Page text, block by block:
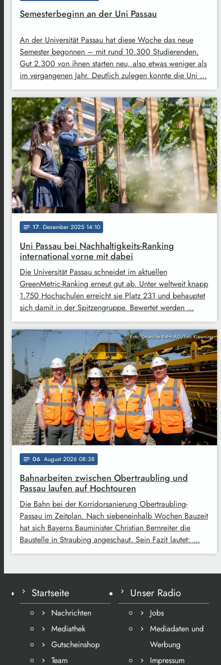
Semesterbeginn an der Uni Passau
An der Universität Passau hat diese Woche das neue
Semester begonnen – mit rund 10.300 Studierenden.
Gut 2.300 von ihnen starten neu, also etwas weniger als
im vergangenen Jahr. Deutlich zulegen konnte die Uni …
Foto: Universität Passau
notes 17. Dezember 2025 14:10
Uni Passau bei Nachhaltigkeits-Ranking
international vorne mit dabei
Die Universität Passau schneidet im aktuellen
GreenMetric-Ranking erneut gut ab. Unter weltweit knapp
1.750 Hochschulen erreicht sie Platz 231 und behauptet
sich damit in der Spitzengruppe. Bewertet werden …
Foto: Deutsche Bahn AG/Tom Kiewning
notes 06. August 2026 08:38
Bahnarbeiten zwischen Obertraubling und
Passau laufen auf Hochtouren
Die Bahn bei der Korridorsanierung Obertraubling-
Passau im Zeitplan. Nach siebeneinhalb Wochen Bauzeit
hat sich Bayerns Bauminister Christian Bernreiter die
Baustelle in Straubing angeschaut. Sein Fazit lautet: …
Startseite
Nachrichten
Mediathek
Gutscheinshop
Team
Unser Radio
Jobs
Mediadaten und
Werbung
Impressum